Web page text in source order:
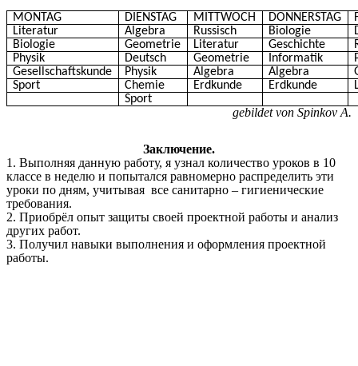
MONTAG
DIENSTAG MITTWOCH DONNERSTAG
Literatur
Algebra Russisch Biologie
Biologie
Geometrie Literatur Geschichte
Physik
Deutsch Geometrie Informatik
Gesellschaftskunde
Physik Algebra Algebra
Sport
Chemie Erdkunde Erdkunde
Sport
gebildet von Spinkov A.
Заключение.
1. Выполняя данную работу, я узнал количество уроков в 10
классе в неделю и попытался равномерно распределить эти
уроки по дням, учитывая все санитарно – гигиенические
требования.
2. Приобрёл опыт защиты своей проектной работы и анализ
других работ.
3. Получил навыки выполнения и оформления проектной
работы.